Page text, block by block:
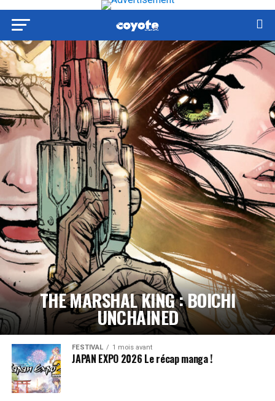
THE MARSHAL KING : BOICHI
UNCHAINED
FESTIVAL 1 mois avant
JAPAN EXPO 2026 Le récap manga !